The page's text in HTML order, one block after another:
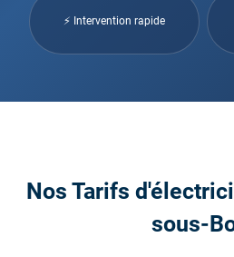
⚡ Intervention rapide
Nos Tarifs
sous-